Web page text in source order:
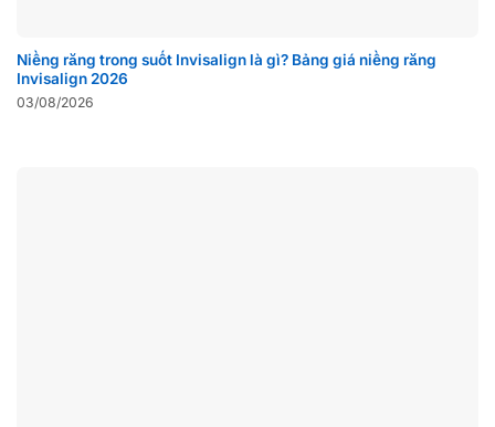
Niềng răng trong suốt Invisalign là gì? Bảng giá niềng răng
Invisalign 2026
03/08/2026